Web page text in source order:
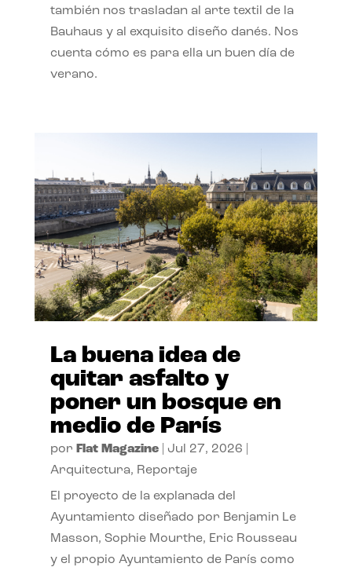
también nos trasladan al arte textil de la
Bauhaus y al exquisito diseño danés. Nos
cuenta cómo es para ella un buen día de
verano.
La buena idea de
quitar asfalto y
poner un bosque en
medio de París
por Flat Magazine| Jul 27, 2026
Arquitectura, Reportaje
El proyecto de la explanada del
Ayuntamiento diseñado por Benjamin Le
Masson, Sophie Mourthe, Eric Rousseau
y el propio Ayuntamiento de París como